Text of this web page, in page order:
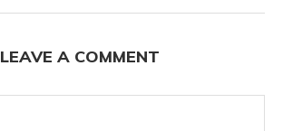
LEAVE A COMMENT